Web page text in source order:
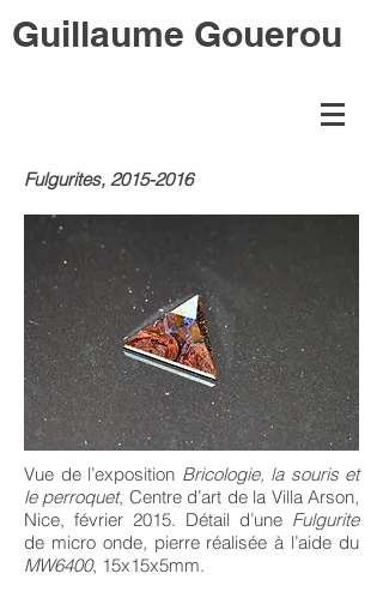
Guillaume Gouerou
Fulgurites, 2015-2016
Vue de l’exposition Bricologie, la souris et
le perroquet, Centre d’art de la Villa Arson,
Nice, février 2015. Détail d’une Fulgurite
de micro onde, pierre réalisée à l’aide du
MW6400, 15x15x5mm.